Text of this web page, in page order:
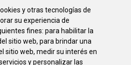
y otras tecnologías de
su experiencia de
fines: para habilitar la
sitio web, para brindar una
sitio web, medir su interés en
y personalizar las
Socorro (Güímar)